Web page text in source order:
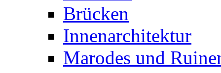
Brücken
Innenarchitektur
Marodes und